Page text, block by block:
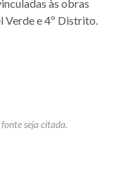
às obras
Verde e 4º Distrito.